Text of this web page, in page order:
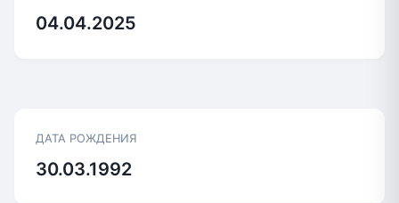
04.04.2025
ДАТА РОЖДЕНИЯ
30.03.1992